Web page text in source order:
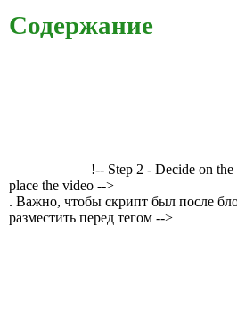
Содержание
!-- Step 2 - Decide on
place the video -->
. Важно, чтобы скрипт был после
разместить перед тегом -->